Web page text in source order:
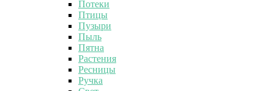
Потеки
Птицы
Пузыри
Пыль
Пятна
Растения
Ресницы
Ручка